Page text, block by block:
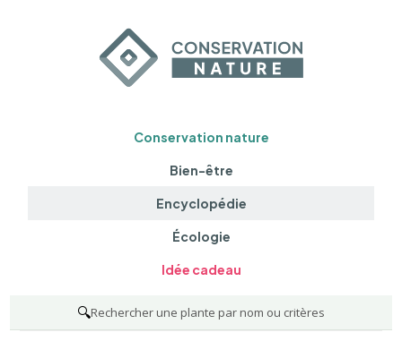
Conservation nature
Bien-être
Encyclopédie
Écologie
Idée cadeau
🔍Rechercher une plante par nom ou critères